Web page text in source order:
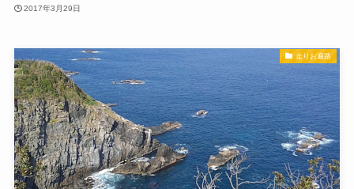
2017年3月29日
走りお遍路